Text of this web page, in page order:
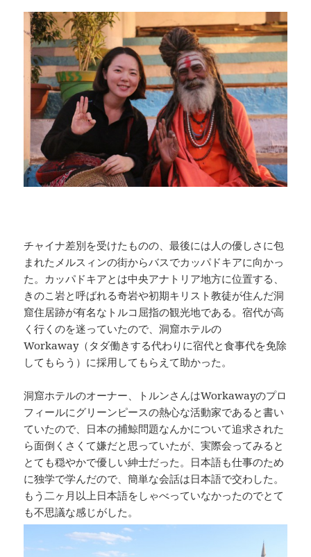
チャイナ差別を受けたものの、最後には人の優しさに包
まれたメルスィンの街からバスでカッパドキアに向かっ
た。カッパドキアとは中央アナトリア地方に位置する、
きのこ岩と呼ばれる奇岩や初期キリスト教徒が住んだ洞
窟住居跡が有名なトルコ屈指の観光地である。宿代が高
く行くのを迷っていたので、洞窟ホテルの
Workaway（タダ働きする代わりに宿代と食事代を免除
してもらう）に採用してもらえて助かった。
洞窟ホテルのオーナー、トルンさんはWorkawayのプロ
フィールにグリーンピースの熱心な活動家であると書い
ていたので、日本の捕鯨問題なんかについて追求された
ら面倒くさくて嫌だと思っていたが、実際会ってみると
とても穏やかで優しい紳士だった。日本語も仕事のため
に独学で学んだので、簡単な会話は日本語で交わした。
もう二ヶ月以上日本語をしゃべっていなかったのでとて
も不思議な感じがした。